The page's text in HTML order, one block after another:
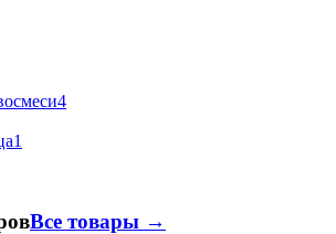
4
1
Все товары →